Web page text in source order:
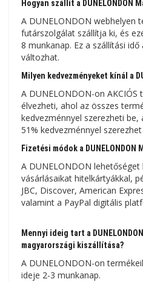
Hogyan szállít a DUNELONDON
A DUNELONDON webhelyen
futárszolgálat szállítja ki, és
8 munkanap. Ez a szállítási
változhat.
Milyen kedvezményeket kínál a
A DUNELONDON-on
élvezheti, ahol az összes
kedvezménnyel szerezheti be,
51% kedvezménnyel szerezhet
Fizetési módok a
A DUNELONDON
vásárlásaikat hitelkártyákkal,
JBC, Discover, American
valamint a PayPal digitális
Mennyi ideig tart a
magyarországi kiszállítása?
A DUNELONDON-on
ideje 2-3 munkanap.